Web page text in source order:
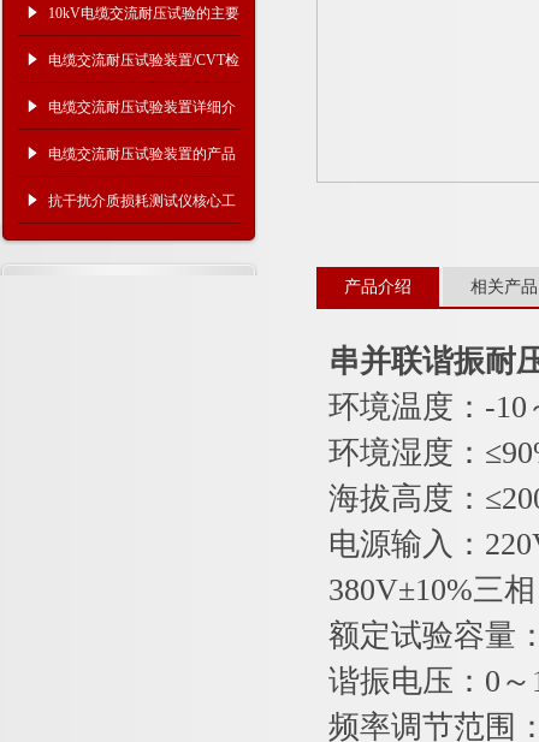
10kV电缆交流耐压试验的主要
试验设备
电缆交流耐压试验装置/CVT检
验用谐振升压装置
电缆交流耐压试验装置详细介
绍
电缆交流耐压试验装置的产品
及选用
抗干扰介质损耗测试仪核心工
作原理
产品介绍 相关产品
串并联谐振耐
环境温度：-
环境湿度：
海拔高度：
电源输入：
380V±10%三
额定试验容量
谐振电压：0
频率调节范围